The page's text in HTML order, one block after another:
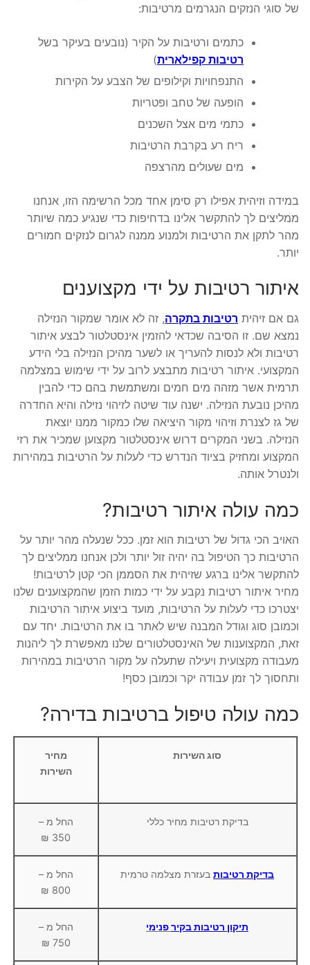
של סוגי הנזקים הנגרמים מרטיבות:
כתמים ורטיבות על הקיר (נובעים בעיקר בשל
רטיבות קפילארית)
התנפחויות וקילופים של הצבע על הקירות
הופעה של טחב ופטריות
כתמי מים אצל השכנים
ריח רע בקרבת הרטיבות
מים שעולים מהרצפה
במידה וזיהית אפילו רק סימן אחד מכל הרשימה הזו, אנחנו
ממליצים לך להתקשר אלינו בדחיפות כדי שנגיע כמה שיותר
מהר לתקן את הרטיבות ולמנוע ממנה לגרום לנזקים חמורים
יותר.
איתור רטיבות על ידי מקצוענים
גם אם זיהית רטיבות בתקרה, זה לא אומר שמקור הנזילה
נמצא שם. זו הסיבה שכדאי להזמין אינסטלטור לבצע איתור
רטיבות ולא לנסות להעריך או לשער מהיכן הנזילה בלי הידע
המקצועי. איתור רטיבות מתבצע לרוב על ידי שימוש במצלמה
תרמית אשר מזהה מים חמים ומשתמשת בהם כדי להבין
מהיכן נובעת הנזילה. ישנה עוד שיטה לזיהוי נזילה והיא החדרה
של גז לצנרת וזיהוי מקור היציאה שלו כמקור ממנו יוצאת
הנזילה. בשני המקרים דרוש אינסטלטור מקצוען שמכיר את רזי
המקצוע ומחזיק בציוד הנדרש כדי לעלות על הרטיבות במהירות
ולנטרל אותה.
כמה עולה איתור רטיבות?
האויב הכי גדול של רטיבות הוא זמן. ככל שנעלה מהר יותר על
הרטיבות כך הטיפול בה יהיה זול יותר ולכן אנחנו ממליצים לך
להתקשר אלינו ברגע שזיהית את הסממן הכי קטן לרטיבות!
מחיר איתור רטיבות נקבע על ידי כמות הזמן שהמקצוענים שלנו
יצטרכו כדי לעלות על הרטיבות, מועד ביצוע איתור הרטיבות
וכמובן סוג וגודל המבנה שיש לאתר בו את הרטיבות. יחד עם
זאת, המקצוענות של האינסטלטורים שלנו מאפשרת לך ליהנות
מעבודה מקצועית ויעילה שתעלה על מקור הרטיבות במהירות
ותחסוך לך זמן עבודה יקר וכמובן כסף!
כמה עולה טיפול ברטיבות בדירה?
סוג השירות
מחיר
השירות
בדיקת רטיבות מחיר כללי
החל מ –
350 ₪
בדיקת רטיבות בעזרת מצלמה טרמית
החל מ –
800 ₪
תיקון רטיבות בקירפנימי
החל מ –
750 ₪